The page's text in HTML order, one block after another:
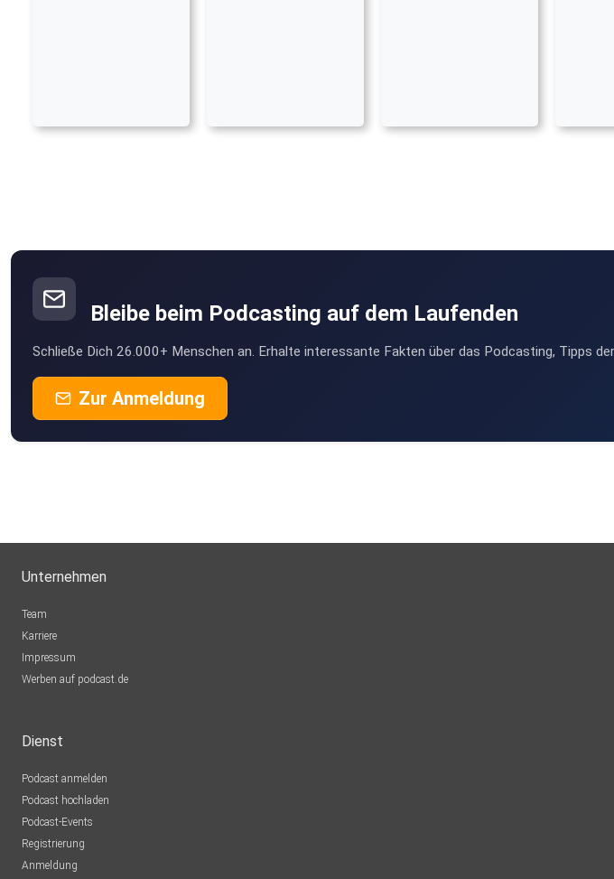
Bleibe beim Podcasting auf dem Laufenden
Schließe Dich 26.000+ Menschen an. Erhalte interessante Fakten über das Podcasting, Tipps
Zur Anmeldung
Unternehmen
Team
Karriere
Impressum
Werben auf podcast.de
Dienst
Podcast anmelden
Podcast hochladen
Podcast-Events
Registrierung
Anmeldung